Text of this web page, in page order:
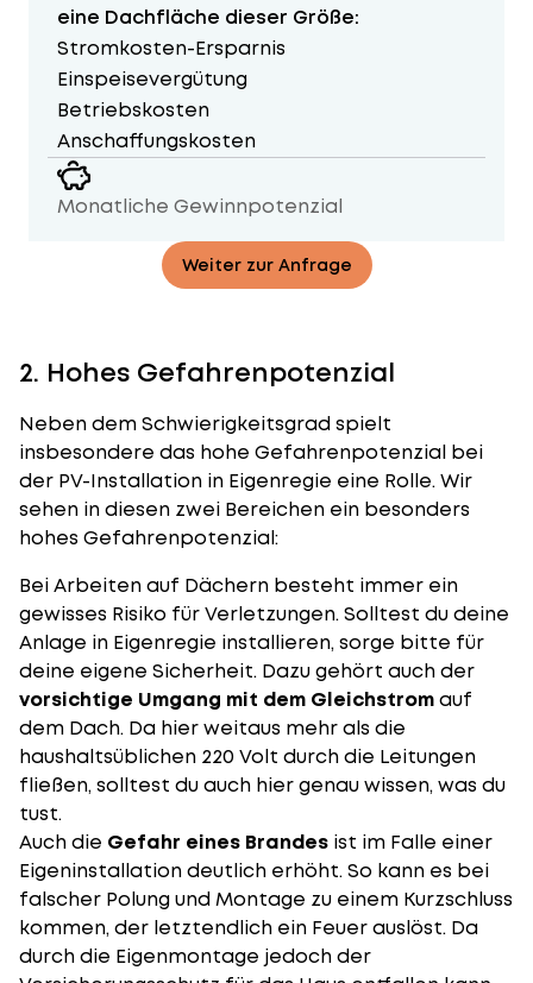
eine Dachfläche dieser Größe:
Stromkosten-Ersparnis
Einspeisevergütung
Betriebskosten
Anschaffungskosten
Monatliche Gewinnpotenzial
Weiter zur Anfrage
2. Hohes Gefahrenpotenzial
Neben dem Schwierigkeitsgrad spielt
insbesondere das hohe Gefahrenpotenzial bei
der PV-Installation in Eigenregie eine Rolle. Wir
sehen in diesen zwei Bereichen ein besonders
hohes Gefahrenpotenzial:
Bei Arbeiten auf Dächern besteht immer ein
gewisses Risiko für Verletzungen. Solltest du deine
Anlage in Eigenregie installieren, sorge bitte für
deine eigene Sicherheit. Dazu gehört auch der
vorsichtige Umgang mit dem Gleichstromauf
dem Dach. Da hier weitaus mehr als die
haushaltsüblichen 220 Volt durch die Leitungen
fließen, solltest du auch hier genau wissen, was du
tust.
Auch die Gefahr eines Brandes ist im Falle einer
Eigeninstallation deutlich erhöht. So kann es bei
falscher Polung und Montage zu einem Kurzschluss
kommen, der letztendlich ein Feuer auslöst. Da
durch die Eigenmontage jedoch der